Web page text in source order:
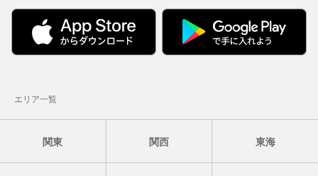
エリア一覧
関東 関西 東海